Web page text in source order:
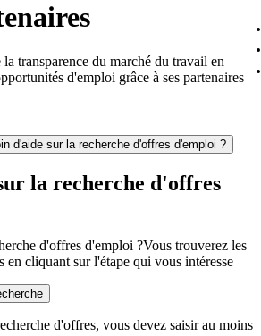
transparence du marché du travail en
d'emploi grâce à ses partenaires
d'aide sur la recherche d'offres d'emploi ?
la recherche d'offres
d'offres d'emploi ?Vous trouverez les
en cliquant sur l'étape qui vous intéresse
d'offres, vous devez saisir au moins